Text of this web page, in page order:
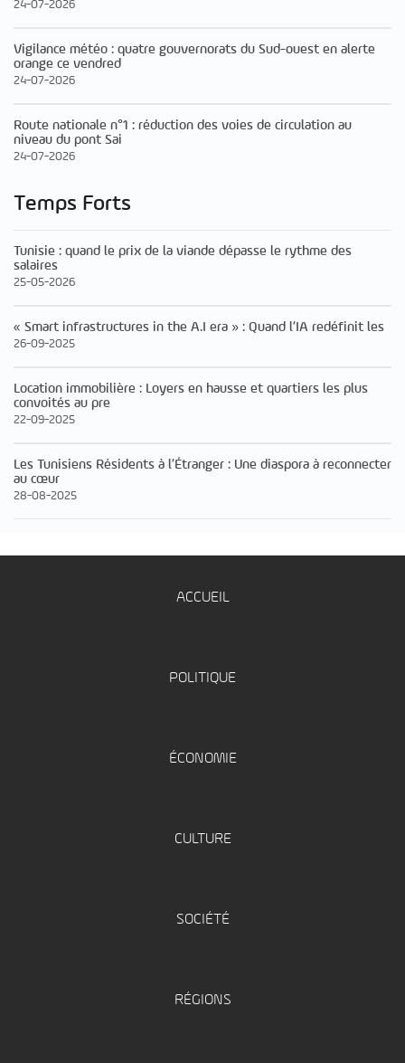
24-07-2026
Vigilance météo : quatre gouvernorats du Sud-ouest en alerte
orange ce vendred
24-07-2026
Route nationale n°1 : réduction des voies de circulation au
niveau du pont Sai
24-07-2026
Temps Forts
Tunisie : quand le prix de la viande dépasse le rythme des
salaires
25-05-2026
« Smart infrastructures in the A.I era » : Quand l’IA redéfinit les
26-09-2025
Location immobilière : Loyers en hausse et quartiers les plus
convoités au pre
22-09-2025
Les Tunisiens Résidents à l’Étranger : Une diaspora à reconnecter
au cœur
28-08-2025
ACCUEIL
POLITIQUE
ÉCONOMIE
CULTURE
SOCIÉTÉ
RÉGIONS